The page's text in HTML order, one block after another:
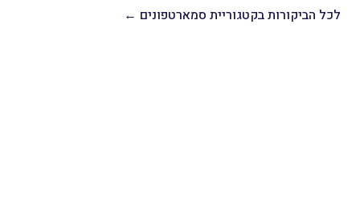
לכל הביקורות בקטגוריית סמארטפונים ←